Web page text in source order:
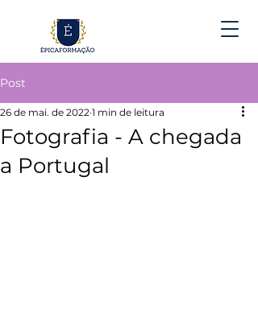
Post
Fotografia - A chegada
a Portugal
26 de mai. de 2022 1 min de leitura